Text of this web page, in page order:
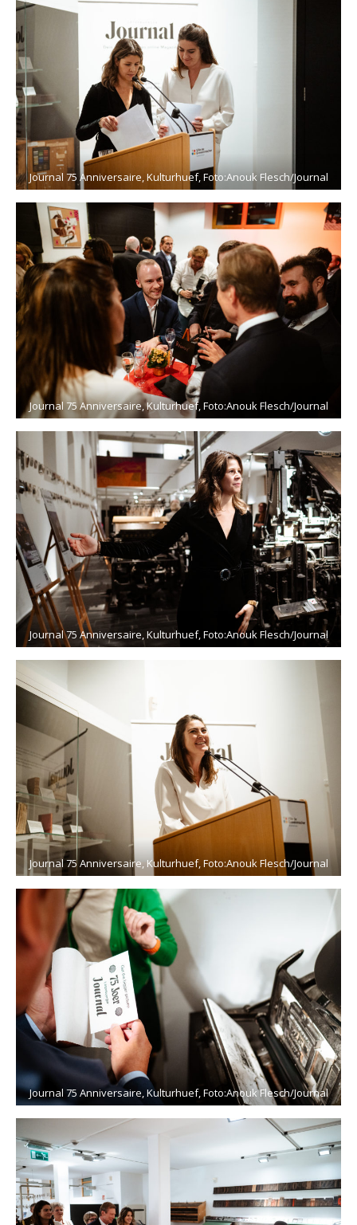
Journal 75 Anniversaire, Kulturhuef, Foto:Anouk Flesch/Journal
Journal 75 Anniversaire, Kulturhuef, Foto:Anouk Flesch/Journal
Journal 75 Anniversaire, Kulturhuef, Foto:Anouk Flesch/Journal
Journal 75 Anniversaire, Kulturhuef, Foto:Anouk Flesch/Journal
Journal 75 Anniversaire, Kulturhuef, Foto:Anouk Flesch/Journal